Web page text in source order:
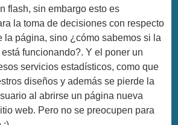
flash, sin embargo esto es
la toma de decisiones con respecto
la página, sino ¿cómo sabemos si la
funcionando?. Y el poner un
servicios estadísticos, como que
diseños y además se pierde la
al abrirse un página nueva
web. Pero no se preocupen para